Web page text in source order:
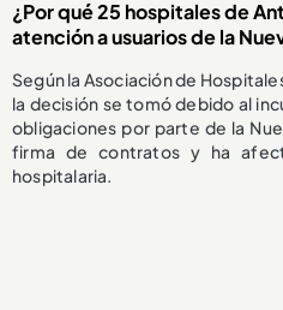
¿Por qué 25 hospitales de
atención a usuarios de la
Según la Asociación de
la decisión se tomó debido al
obligaciones por parte de la
firma de contratos y ha
hospitalaria.